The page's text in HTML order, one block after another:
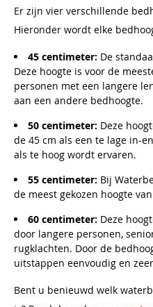
Er zijn vier verschillende
Hieronder wordt elke
45 centimeter: De
Deze hoogte is voor de
personen met een langere
aan een andere bedhoogte.
50 centimeter: Deze
de 45 cm als een te lage in-
als te hoog wordt ervaren.
55 centimeter: Bij
de meest gekozen hoogte
60 centimeter: Deze
door langere personen,
rugklachten. Door de
uitstappen eenvoudig en
Bent u benieuwd welk